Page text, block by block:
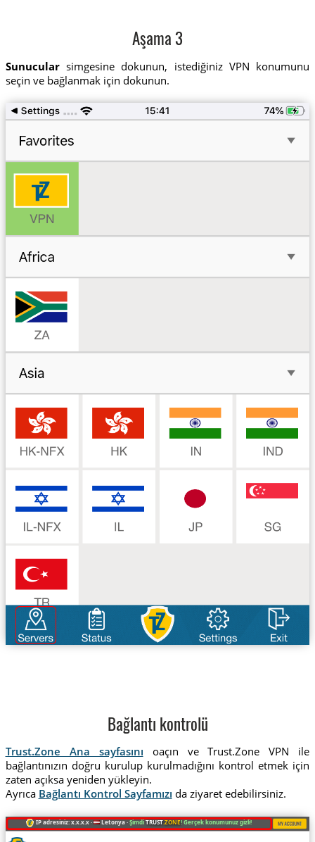
Aşama 3
Sunucularsimgesine dokunun, istediğiniz VPN konumunu
seçin ve bağlanmak için dokunun.
Bağlantı kontrolü
Trust.Zone Ana sayfasını oaçın ve Trust.Zone VPN ile
bağlantınızın doğru kurulup kurulmadığını kontrol etmek için
zaten açıksa yeniden yükleyin.
Ayrıca Bağlantı Kontrol Sayfamızı da ziyaret edebilirsiniz.
IP adresiniz: x.x.x.x · Letonya ·ŞimdiTRUST.ZONE! Gerçek konumunuz gizli!